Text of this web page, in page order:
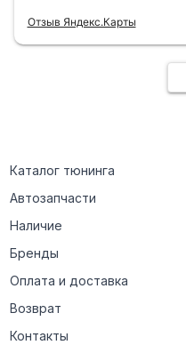
Отзыв Яндекс.Карты
Каталог тюнинга
Автозапчасти
Наличие
Бренды
Оплата и доставка
Возврат
Контакты